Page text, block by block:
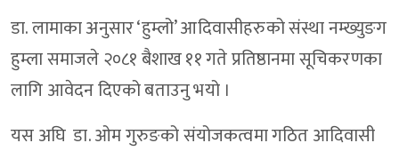
डा. लामाका अनुसार ‘हुम्लो’ आदिवासीहरुको संस्था नम्ख्युङग
हुम्ला समाजले २०८१ बैशाख ११ गते प्रतिष्ठानमा सूचिकरणका
लागि आवेदन दिएको बताउनु भयो ।
यस अघि डा. ओम गुरुङको संयोजकत्वमा गठित आदिवासी